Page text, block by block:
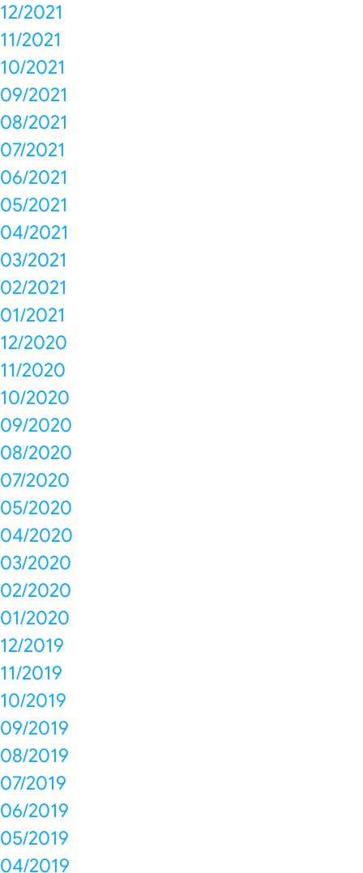
12/2021
11/2021
10/2021
09/2021
08/2021
07/2021
06/2021
05/2021
04/2021
03/2021
02/2021
01/2021
12/2020
11/2020
10/2020
09/2020
08/2020
07/2020
05/2020
04/2020
03/2020
02/2020
01/2020
12/2019
11/2019
10/2019
09/2019
08/2019
07/2019
06/2019
05/2019
04/2019